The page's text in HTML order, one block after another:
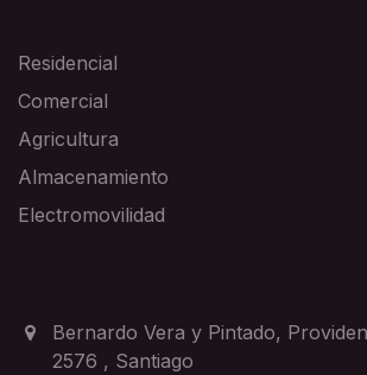
Residencial
Comercial
Agricultura
Almacenamiento
Electromovilidad
Bernardo Vera y Pintado,
2576 , Santiago